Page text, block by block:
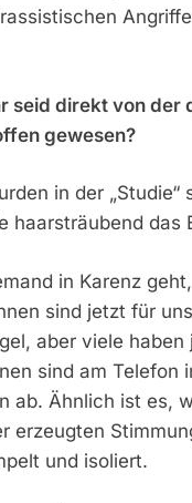
seid direkt von der
gewesen?
in der
haarsträubend das
in Karenz
sind jetzt für
aber viele
sind am Telefon
ab. Ähnlich ist es,
erzeugten
und isoliert.